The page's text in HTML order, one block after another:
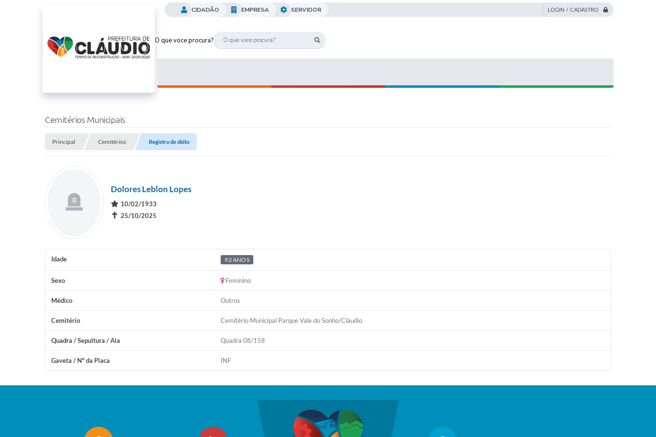
LOGIN / CADASTRO
O que voce procura?
CIDADÃO EMPRESA SERVIDOR
Cemitérios Municipais
Principal Cemitérios Registro de óbito
Dolores Leblon Lopes
10/02/1933
✝ 25/10/2025
Idade 92 ANOS
Sexo Feminino
Médico Outros
Cemitério Cemitério Municipal Parque Vale do Sonho/Cláudio
Quadra / Sepultura / Ala Quadra 08/158
Gaveta / Nº da Placa INF